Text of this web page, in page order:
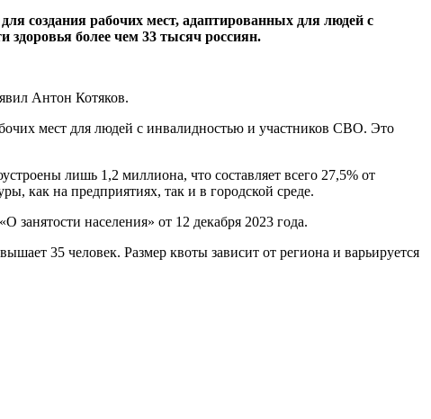
создания рабочих мест, адаптированных для людей с
более чем 33 тысяч россиян.
Антон Котяков.
мест для людей с инвалидностью и участников СВО. Это
лишь 1,2 миллиона, что составляет всего 27,5% от
как на предприятиях, так и в городской среде.
населения» от 12 декабря 2023 года.
35 человек. Размер квоты зависит от региона и варьируется